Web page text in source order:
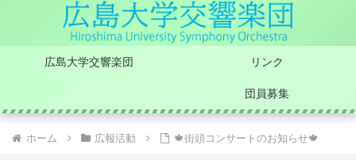
広島大学交響楽団 リンク
団員募集
ホーム 広報活動 🍁街頭コンサートのお知らせ🍁